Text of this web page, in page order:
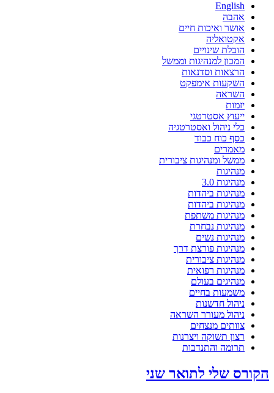
English
אהבה
אושר ואיכות חיים
אקטואליה
הובלת שינויים
המכון למנהיגות וממשל
הרצאות וסדנאות
השקעות אימפקט
השראה
יזמות
ייעוץ אסטרטגי
כלי ניהול ואסטרטגיה
כסף כוח כבוד
מאמרים
ממשל ומנהיגות ציבורית
מנהיגות
מנהיגות 3.0
מנהיגות ביהדות
מנהיגות ביהדות
מנהיגות משתפת
מנהיגות נבחרת
מנהיגות נשים
מנהיגות פורצת דרך
מנהיגות ציבורית
מנהיגות רפואית
מנהיגים בעולם
משמעות בחיים
ניהול חדשנות
ניהול מעורר השראה
צוותים מנצחים
רצון תשוקה ויצרנות
תרומה והתנדבות
הקורס שלי לתואר שני